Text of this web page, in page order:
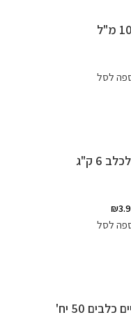
לסל
6 ק"ג
לסל
50 יח'